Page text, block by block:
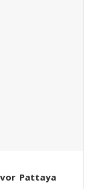
Pattaya